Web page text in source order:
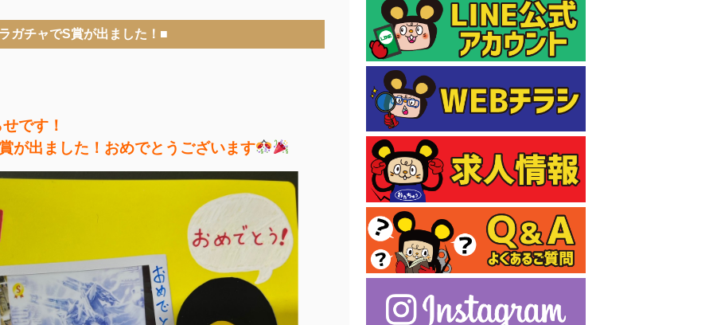
ガチャでS賞が出ました！■
です！
が出ました！おめでとうございます